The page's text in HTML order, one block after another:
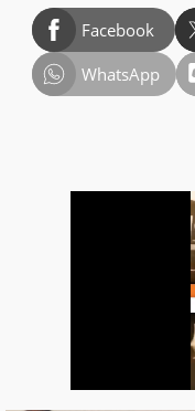
Facebook
WhatsApp